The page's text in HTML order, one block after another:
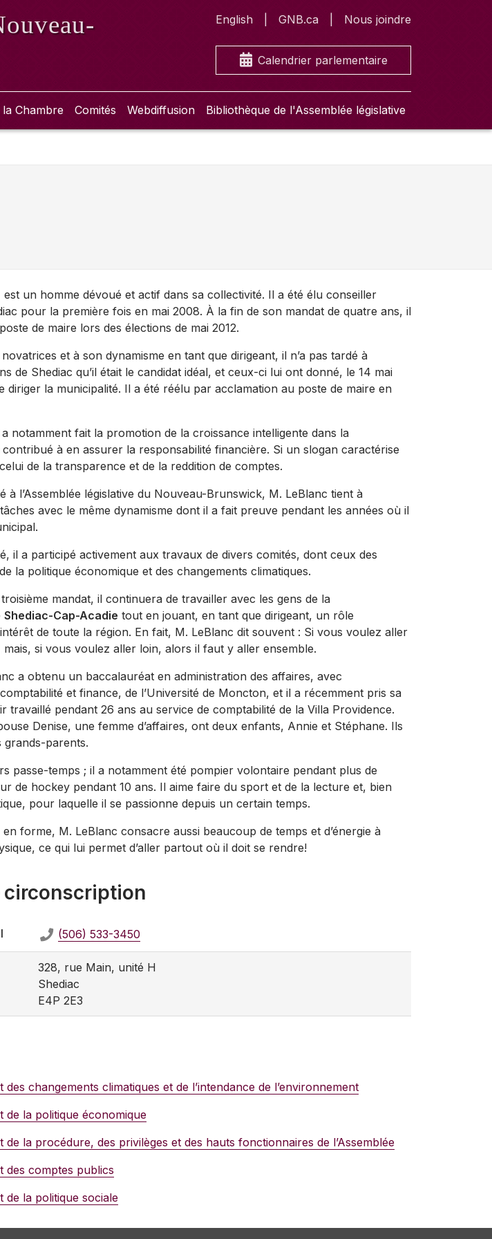
English GNB.ca Nous joindre
Calendrier parlementaire
Chambre Comités Webdiffusion Bibliothèque de l'Assemblée législative
est un homme dévoué et actif dans sa collectivité. Il a été élu conseiller
pour la première fois en mai 2008. À la fin de son mandat de quatre ans, il
de maire lors des élections de mai 2012.
et à son dynamisme en tant que dirigeant, il n’a pas tardé à
de Shediac qu’il était le candidat idéal, et ceux-ci lui ont donné, le 14 mai
diriger la municipalité. Il a été réélu par acclamation au poste de maire en
notamment fait la promotion de la croissance intelligente dans la
contribué à en assurer la responsabilité financière. Si un slogan caractérise
de la transparence et de la reddition de comptes.
à l’Assemblée législative du Nouveau-Brunswick, M. LeBlanc tient à
tâches avec le même dynamisme dont il a fait preuve pendant les années où il
il a participé activement aux travaux de divers comités, dont ceux des
la politique économique et des changements climatiques.
mandat, il continuera de travailler avec les gens de la
Shediac-Cap-Acadie tout en jouant, en tant que dirigeant, un rôle
de toute la région. En fait, M. LeBlanc dit souvent : Si vous voulez aller
si vous voulez aller loin, alors il faut y aller ensemble.
a obtenu un baccalauréat en administration des affaires, avec
et finance, de l’Université de Moncton, et il a récemment pris sa
travaillé pendant 26 ans au service de comptabilité de la Villa Providence.
Denise, une femme d’affaires, ont deux enfants, Annie et Stéphane. Ils
grands-parents.
passe-temps ; il a notamment été pompier volontaire pendant plus de
de hockey pendant 10 ans. Il aime faire du sport et de la lecture et, bien
pour laquelle il se passionne depuis un certain temps.
forme, M. LeBlanc consacre aussi beaucoup de temps et d’énergie à
ce qui lui permet d’aller partout où il doit se rendre!
circonscription
(506) 533-3450
328, rue Main, unité H
Shediac
E4P 2E3
des changements climatiques et de l’intendance de l’environnement
de la politique économique
de la procédure, des privilèges et des hauts fonctionnaires de l’Assemblée
des comptes publics
de la politique sociale